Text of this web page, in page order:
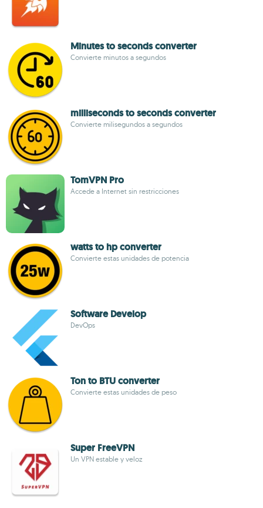
Minutes to seconds converter
Convierte minutos a segundos
milliseconds to seconds converter
Convierte milisegundos a segundos
TomVPN Pro
Accede a Internet sin restricciones
watts to hp converter
Convierte estas unidades de potencia
Software Develop
DevOps
Ton to BTU converter
Convierte estas unidades de peso
Super FreeVPN
Un VPN estable y veloz